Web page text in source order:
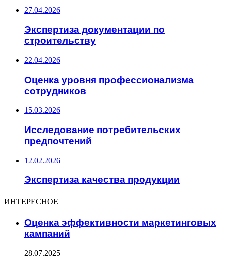
27.04.2026
Экспертиза документации по
строительству
22.04.2026
Оценка уровня профессионализма
сотрудников
15.03.2026
Исследование потребительских
предпочтений
12.02.2026
Экспертиза качества продукции
ИНТЕРЕСНОЕ
Оценка эффективности маркетинговых
кампаний
28.07.2025